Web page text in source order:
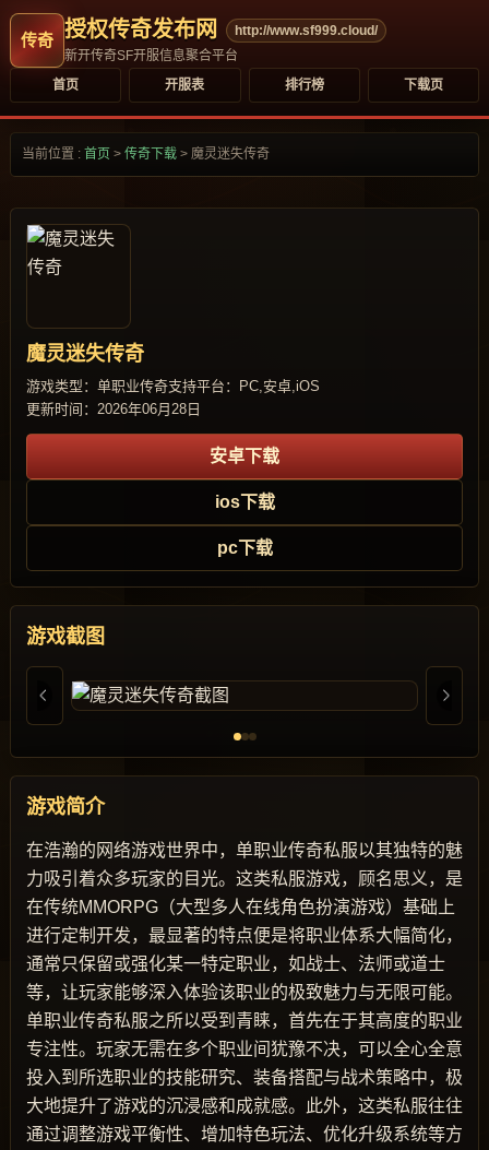
授权传奇发布网
http://www.sf999.cloud/
新开传奇SF开服信息聚合平台
首页
开服表 排行榜 下载页
当前位置 : 首页 > 传奇下载 > 魔灵迷失传奇
魔灵迷失传奇
游戏类型：单职业传奇支持平台：PC,安卓,iOS
更新时间：2026年06月28日
安卓下载
ios下载
pc下载
游戏截图
游戏简介
在浩瀚的网络游戏世界中，单职业传奇私服以其独特的魅
力吸引着众多玩家的目光。这类私服游戏，顾名思义，是
在传统MMORPG（大型多人在线角色扮演游戏）基础上
进行定制开发，最显著的特点便是将职业体系大幅简化，
通常只保留或强化某一特定职业，如战士、法师或道士
等，让玩家能够深入体验该职业的极致魅力与无限可能。
单职业传奇私服之所以受到青睐，首先在于其高度的职业
专注性。玩家无需在多个职业间犹豫不决，可以全心全意
投入到所选职业的技能研究、装备搭配与战术策略中，极
大地提升了游戏的沉浸感和成就感。此外，这类私服往往
通过调整游戏平衡性、增加特色玩法、优化升级系统等方